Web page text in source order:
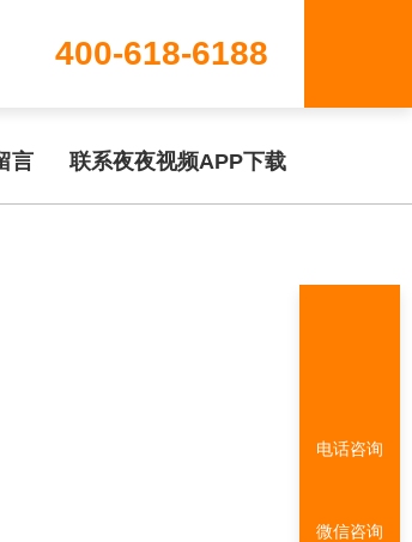
func.phpon line115
400-618-6188
言 联系夜夜视频APP下载
电话咨询
微信咨询